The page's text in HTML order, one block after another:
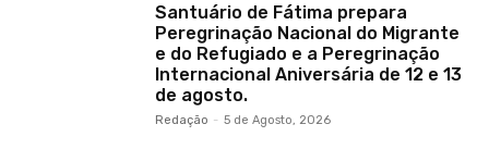
Santuário de Fátima prepara
Peregrinação Nacional do Migrante
e do Refugiado e a Peregrinação
Internacional Aniversária de 12 e 13
de agosto.
Redação - 5 de Agosto, 2026